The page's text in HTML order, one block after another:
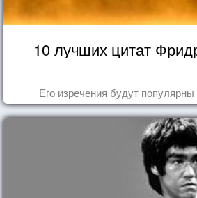
10 лучших цитат
Его изречения будут